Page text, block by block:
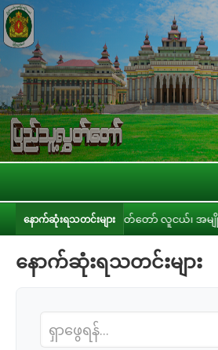
နောက်ဆုံးရသတင်းများ
လွှတ်တော် လူငယ်၊ အမျိုးသမီး၊ ကလေးသူငယ်နှင့်
နောက်ဆုံးရသတင်းများ